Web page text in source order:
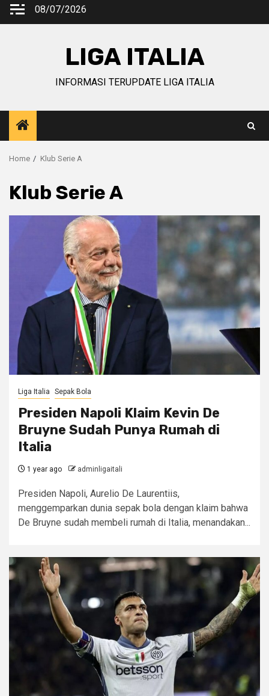
Skip
08/07/2026
LIGA ITALIA
INFORMASI TERUPDATE LIGA ITALIA
Home Klub Serie A
Klub Serie A
Liga Italia Sepak Bola
Presiden Napoli Klaim Kevin De
Bruyne Sudah Punya Rumah di
Italia
1 year ago adminligaitali
Presiden Napoli, Aurelio De Laurentiis,
menggemparkan dunia sepak bola dengan klaim bahwa
De Bruyne sudah membeli rumah di Italia, menandakan...